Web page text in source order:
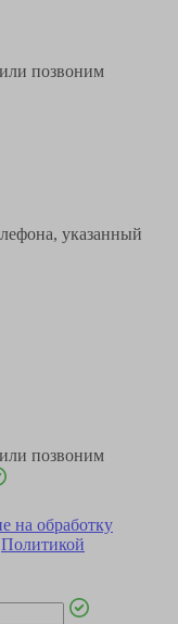
позвоним
указанный
позвоним
на обработку
Политикой